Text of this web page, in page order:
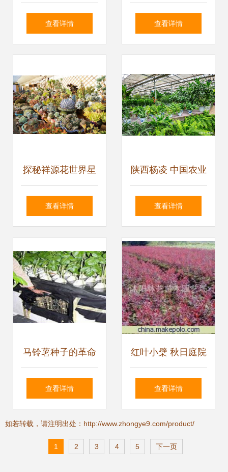
界 —— 花卉种子
查看详情
爆表又好养，比绿
查看详情
探秘祥源花世界星
球花园 千余种多肉
查看详情
陕西杨凌 中国农业
圣地的花卉种子传
查看详情
马铃薯种子的革命
气雾增殖技术引领
查看详情
红叶小檗 秋日庭院
中的那一抹亮色
的培育指南
查看详情
如若转载，请注明出处：http://www.zhongye9.com/product/
1 2 3 4 5 下一页